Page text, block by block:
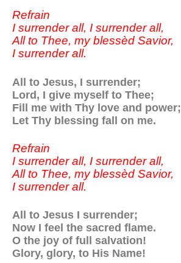
Refrain
I surrender all, I surrender all,
All to Thee, my blessèd Savior,
I surrender all.
All to Jesus, I surrender;
Lord, I give myself to Thee;
Fill me with Thy love and power;
Let Thy blessing fall on me.
Refrain
I surrender all, I surrender all,
All to Thee, my blessèd Savior,
I surrender all.
All to Jesus I surrender;
Now I feel the sacred flame.
O the joy of full salvation!
Glory, glory, to His Name!